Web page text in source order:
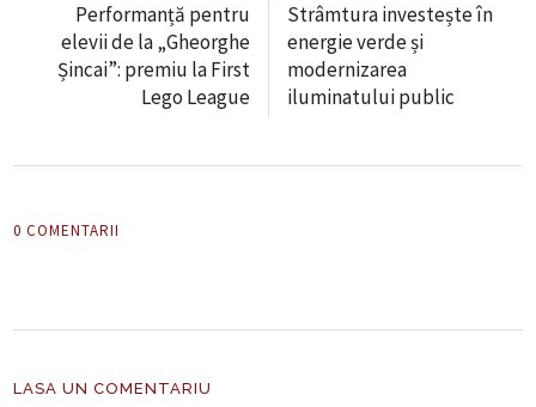
Performanță pentru
elevii de la „Gheorghe
Șincai”: premiu la First
Lego League
Strâmtura investește în
energie verde și
modernizarea
iluminatului public
0 COMENTARII
LASA UN COMENTARIU